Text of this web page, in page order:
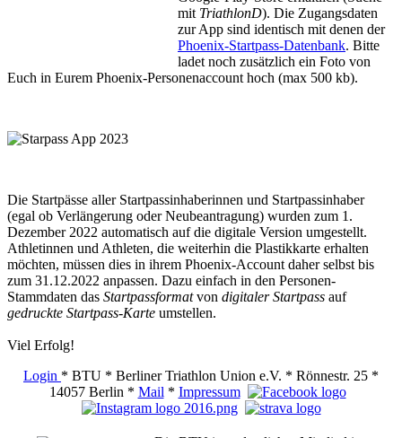
mit TriathlonD). Die Zugangsdaten
zur App sind identisch mit denen der
Phoenix-Startpass-Datenbank. Bitte
ladet noch zusätzlich ein Foto von
Euch in Eurem Phoenix-Personenaccount hoch (max 500 kb).
Die Startpässe aller Startpassinhaberinnen und Startpassinhaber
(egal ob Verlängerung oder Neubeantragung) wurden zum 1.
Dezember 2022 automatisch auf die digitale Version umgestellt.
Athletinnen und Athleten, die weiterhin die Plastikkarte erhalten
möchten, müssen dies in ihrem Phoenix-Account daher selbst bis
zum 31.12.2022 anpassen. Dazu einfach in den Personen-
Stammdaten das Startpassformatvon digitaler Startpass auf
gedruckte Startpass-Karte umstellen.
Viel Erfolg!
Login * BTU * Berliner Triathlon Union e.V. * Rönnestr. 25 *
14057 Berlin * Mail * Impressum